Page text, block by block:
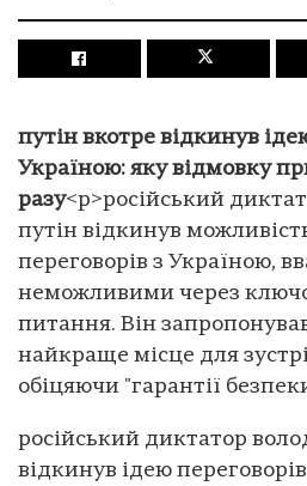
путін вкотре відкинув
Україною: яку відмовку
разу<p>російський
путін відкинув
переговорів з Україною,
неможливими через
питання. Він
найкраще місце для
обіцяючи "гарантії
російський диктатор
відкинув ідею